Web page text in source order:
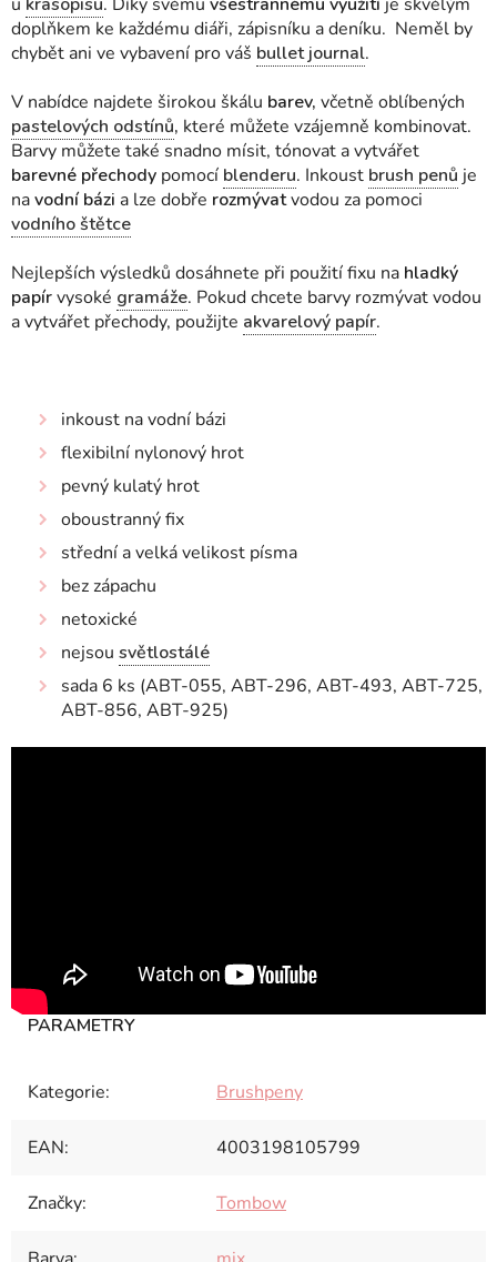
doplňkem ke každému diáři, zápisníku a deníku. Neměl by
chybět ani ve vybavení pro váš bullet journal.
V nabídce najdete širokou škálu barev, včetně oblíbených
pastelových odstínů, které můžete vzájemně kombinovat.
Barvy můžete také snadno mísit, tónovat a vytvářet
barevné přechody pomocí blenderu. Inkoust brush penů je
navodní bázi a lze dobře rozmývatvodou za pomoci
vodního štětce
Nejlepších výsledků dosáhnete při použití fixu na hladký
papírvysoké gramáže. Pokud chcete barvy rozmývat vodou
a vytvářet přechody, použijte akvarelový papír.
inkoust na vodní bázi
flexibilní nylonový hrot
pevný kulatý hrot
oboustranný fix
střední a velká velikost písma
bez zápachu
netoxické
nejsou světlostálé
sada 6 ks (ABT-055, ABT-296, ABT-493, ABT-725,
ABT-856, ABT-925)
Kategorie: Brushpeny
EAN: 4003198105799
Značky: Tombow